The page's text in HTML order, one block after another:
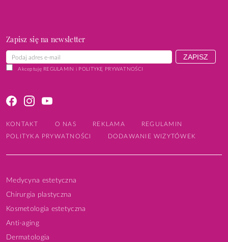
Zapisz się na newsletter
Akceptuję REGULAMIN i POLITYKĘ PRYWATNOŚCI
KONTAKT O NAS REKLAMA
REGULAMIN
POLITYKA PRYWATNOŚCI
DODAWANIE WIZYTÓWEK
Medycyna estetyczna
Chirurgia plastyczna
Kosmetologia estetyczna
Anti-aging
Dermatologia